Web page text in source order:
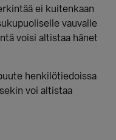
ei kuitenkaan
vauvalle
voisi altistaa hänet
henkilötiedoissa
voi altistaa